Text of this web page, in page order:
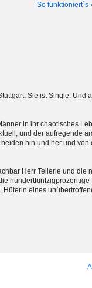
So funktioniert´s
Sie ist Single. Und
in ihr chaotisches
und der aufregende
hin und her und von
Herr Tellerle und die
hundertfünfzigprozentige
Hüterin eines